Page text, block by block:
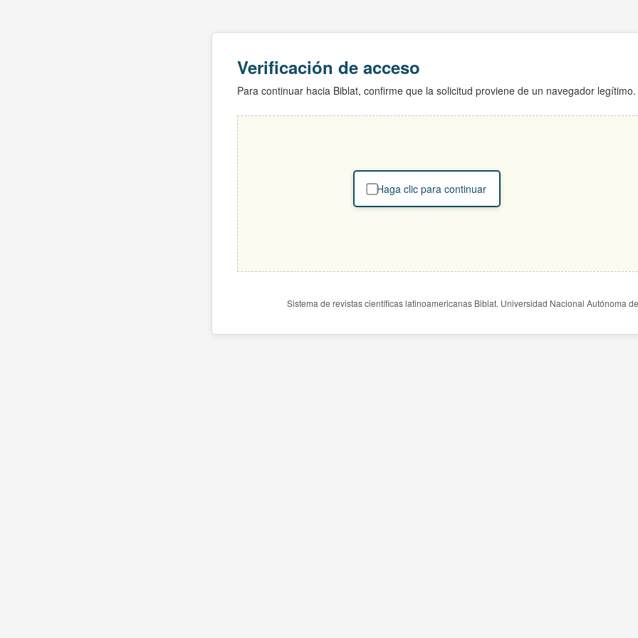
Verificación de acceso
Para continuar hacia Biblat, confirme que la solicitud proviene de un navegador legítimo.
Haga clic para continuar
Sistema de revistas científicas latinoamericanas Biblat. Universidad Nacional Autónoma